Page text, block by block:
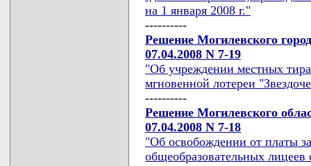
на 1 января 2008 г."
----------
Решение Могилевского
07.04.2008 N 7-19
"Об учреждении местных
мгновенной лотереи
----------
Решение Могилевского
07.04.2008 N 7-18
"Об освобождении от платы
общеобразовательных